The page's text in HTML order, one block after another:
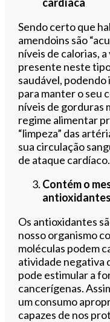
Sendo certo que
amendoins são
níveis de calorias,
presente neste
saudável,
para manter o seu
níveis de gorduras
regime alimentar
“limpeza” das
sua circulação
de ataque cardíaco.
Contém o
Os antioxidantes
nosso organismo
moléculas podem
atividade negativa
pode estimular a
cancerígenas.
um consumo
capazes de nos